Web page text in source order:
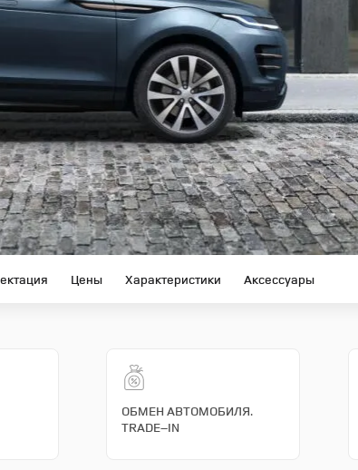
Цены Характеристики Аксессуары
ОБМЕН АВТОМОБИЛЯ.
TRADE–IN